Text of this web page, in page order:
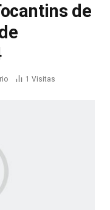
de
1 Visitas